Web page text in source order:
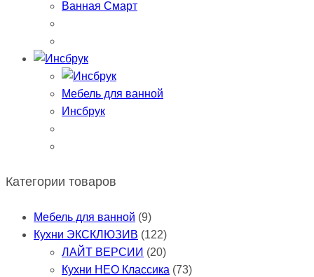
Ванная Смарт
Мебель для ванной
Инсбрук
Категории товаров
Мебель для ванной (9)
Кухни ЭКСКЛЮЗИВ (122)
ЛАЙТ ВЕРСИИ (20)
Кухни НЕО Классика (73)